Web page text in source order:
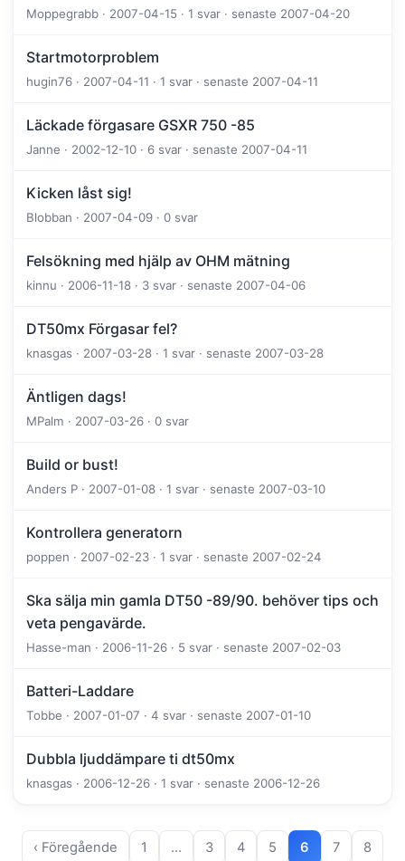
Moppegrabb · 2007-04-15 · 1 svar · senaste 2007-04-20
Startmotorproblem
hugin76 · 2007-04-11 · 1 svar · senaste 2007-04-11
Läckade förgasare GSXR 750 -85
Janne · 2002-12-10 · 6 svar · senaste 2007-04-11
Kicken låst sig!
Blobban · 2007-04-09 · 0 svar
Felsökning med hjälp av OHM mätning
kinnu · 2006-11-18 · 3 svar · senaste 2007-04-06
DT50mx Förgasar fel?
knasgas · 2007-03-28 · 1 svar · senaste 2007-03-28
Äntligen dags!
MPalm · 2007-03-26 · 0 svar
Build or bust!
Anders P · 2007-01-08 · 1 svar · senaste 2007-03-10
Kontrollera generatorn
poppen · 2007-02-23 · 1 svar · senaste 2007-02-24
Ska sälja min gamla DT50 -89/90. behöver tips och
veta pengavärde.
Hasse-man · 2006-11-26 · 5 svar · senaste 2007-02-03
Batteri-Laddare
Tobbe · 2007-01-07 · 4 svar · senaste 2007-01-10
Dubbla ljuddämpare ti dt50mx
knasgas · 2006-12-26 · 1 svar · senaste 2006-12-26
‹ Föregående 1 … 3 4 5 6 7 8